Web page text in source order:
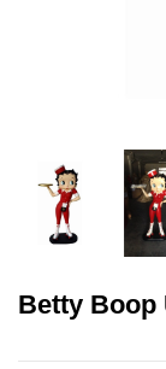
Betty Boop